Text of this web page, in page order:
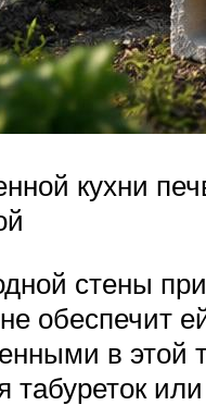
кухни
стены
в этой
табуреток